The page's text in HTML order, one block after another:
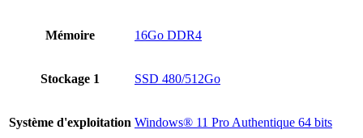
Mémoire 16Go DDR4
Stockage 1 SSD 480/512Go
Système d'exploitation Windows® 11 Pro Authentique 64 bits